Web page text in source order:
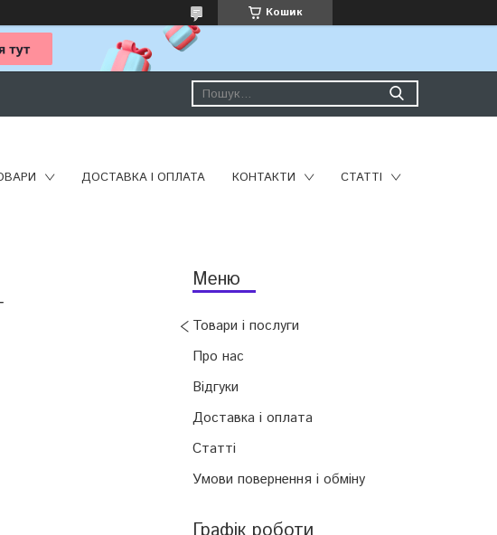
Кошик
ДОСТАВКА І ОПЛАТА КОНТАКТИ СТАТТІ
Товари і послуги
Про нас
Відгуки
Доставка і оплата
Статті
Умови повернення і обміну